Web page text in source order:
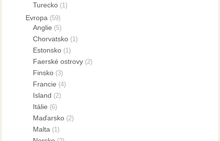
Turecko (1)
Evropa (59)
Anglie (5)
Chorvatsko (1)
Estonsko (1)
Faerské ostrovy (2)
Finsko (3)
Francie (4)
Island (2)
Itálie (6)
Maďarsko (2)
Malta (1)